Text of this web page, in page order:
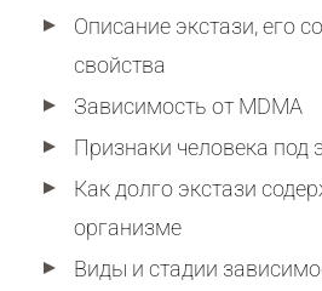
Описание экстази, его
свойства
Зависимость от MDMA
Признаки человека под
Как долго экстази
организме
Виды и стадии